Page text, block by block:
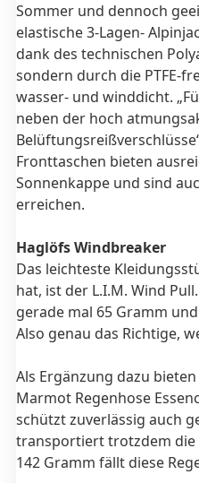
Sommer und dennoch
elastische 3-Lagen-
dank des technischen
sondern durch die PTFE-
wasser- und winddicht.
neben der hoch
Fronttaschen bieten
Sonnenkappe und sind
erreichen.
Haglöfs Windbreaker
Das leichteste
hat, ist der L.I.M. Wind
gerade mal 65 Gramm
Also genau das Richtige,
Als Ergänzung dazu
Marmot Regenhose
schützt zuverlässig auch
transportiert trotzdem die
142 Gramm fällt diese